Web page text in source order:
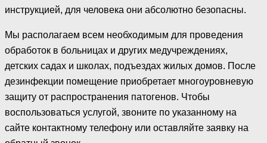
инструкцией, для человека они абсолютно безопасны.
Мы располагаем всем необходимым для проведения
обработок в больницах и других медучреждениях,
детских садах и школах, подъездах жилых домов. После
дезинфекции помещение приобретает многоуровневую
защиту от распространения патогенов. Чтобы
воспользоваться услугой, звоните по указанному на
сайте контактному телефону или оставляйте заявку на